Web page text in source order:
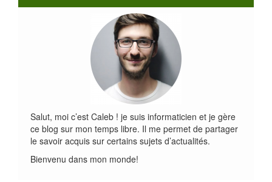
aussi équipé de deux
crochets à l’avant et d’un
élastique à l’arrière pour
fixer une lampe frontale, un
atout indispensable pour les
sorties en conditions de
faible luminosité.La coiffe
amovible et lavable assure
une hygiène parfaite, tandis
que la jugulaire avec boucle
minimaliste et capot de
verrouillage évite tout
Salut, moi c’est Caleb ! je suis informaticien et je gère
ce blog sur mon temps libre. Il me permet de partager
le savoir acquis sur certains sujets d’actualités.
Bienvenu dans mon monde!